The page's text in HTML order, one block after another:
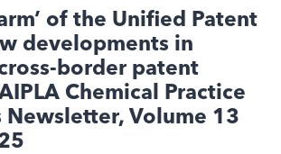
of the Unified Patent
developments in
border patent
Chemical Practice
Newsletter, Volume 13